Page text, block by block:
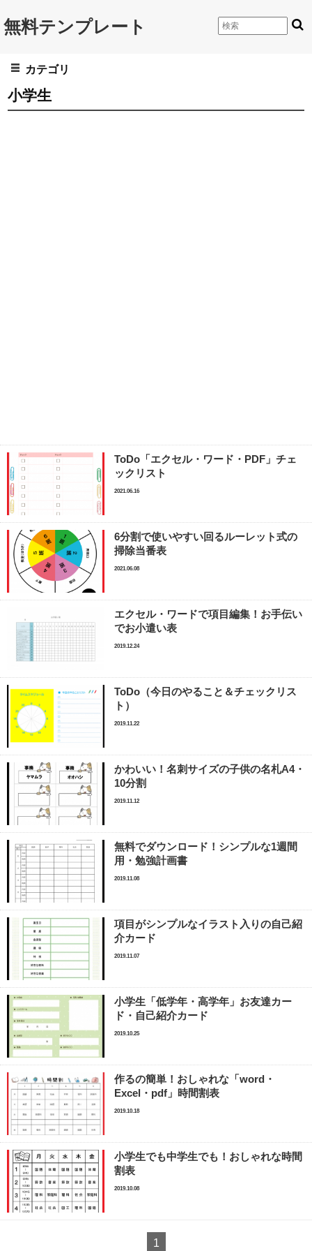
無料テンプレート
カテゴリ
小学生
ToDo「エクセル・ワード・PDF」チェ
ックリスト
2021.06.16
6分割で使いやすい回るルーレット式の
掃除当番表
2021.06.08
エクセル・ワードで項目編集！お手伝い
でお小遣い表
2019.12.24
ToDo（今日のやること＆チェックリス
ト）
2019.11.22
かわいい！名刺サイズの子供の名札A4・
10分割
2019.11.12
無料でダウンロード！シンプルな1週間
用・勉強計画書
2019.11.08
項目がシンプルなイラスト入りの自己紹
介カード
2019.11.07
小学生「低学年・高学年」お友達カー
ド・自己紹介カード
2019.10.25
作るの簡単！おしゃれな「word・
Excel・pdf」時間割表
2019.10.18
小学生でも中学生でも！おしゃれな時間
割表
2019.10.08
1